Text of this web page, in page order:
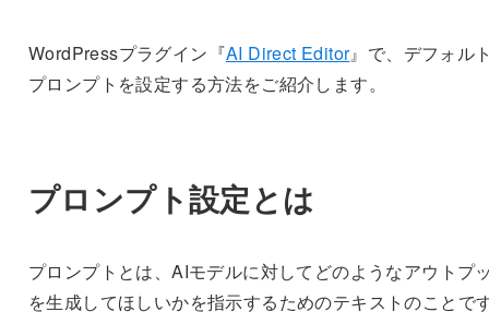
WordPressプラグイン『AI Direct Editor』で、デフォル
プロンプトを設定する方法をご紹介します。
プロンプト設定とは
プロンプトとは、AIモデルに対してどのようなアウトプ
を生成してほしいかを指示するためのテキストのことで